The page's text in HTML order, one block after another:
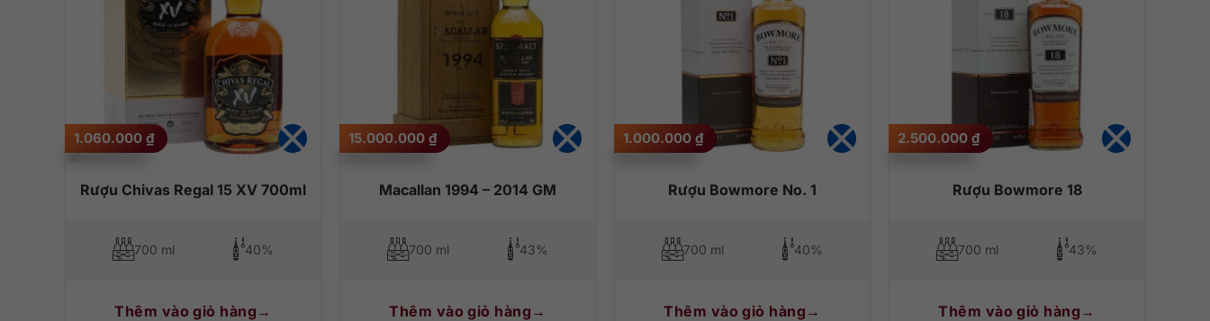
– Hương vị: Trên vòm miệng là vị rượu mềm mượt nhưng hết sức đậm đà với ghi chú đường nâu, da thuộc, cam thảo, rượu sherry trái cây, thuốc lá ẩm, chocolate truffle và gỗ sồi tinh
– Hậu vị: Kết thúc lâu dài, tannin chát đậm, hương vị gỗ và trái cây sấy khô phong phú.
Rượu Chivas Regal 15 XV 700ml
1.060.000 ₫
700 ml 40%
Thêm vào giỏ hàng
Macallan 1994 – 2014 GM
15.000.000 ₫
700 ml 43%
Thêm vào giỏ hàng
Rượu Bowmore No. 1
1.000.000 ₫
700 ml 40%
Thêm vào giỏ hàng
Rượu Bowmore 18
2.500.000 ₫
700 ml 43%
Thêm vào giỏ hàng